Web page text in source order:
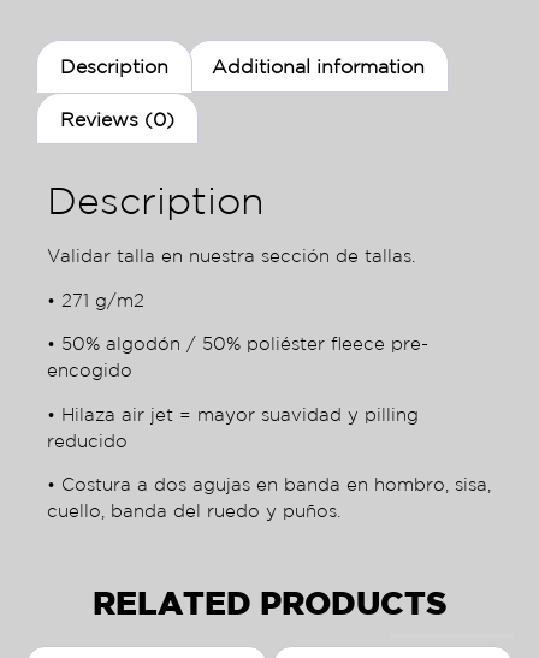
Description Additional information
Reviews (0)
Description
Validar talla en nuestra sección de tallas.
• 271 g/m2
• 50% algodón / 50% poliéster fleece pre-
encogido
• Hilaza air jet = mayor suavidad y pilling
reducido
• Costura a dos agujas en banda en hombro, sisa,
cuello, banda del ruedo y puños.
RELATED PRODUCTS